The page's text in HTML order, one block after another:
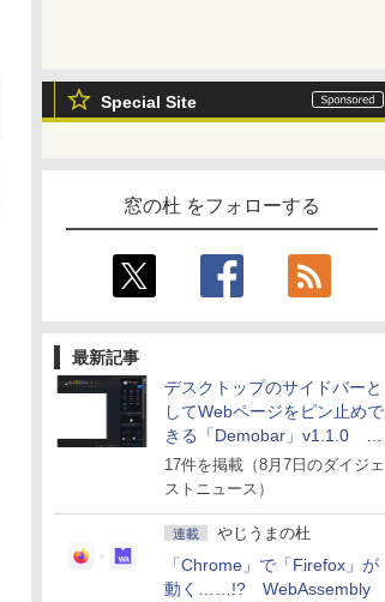
Special Site
窓の杜 をフォローする
最新記事
デスクトップのサイドバーと
してWebページをピン止めで
きる「Demobar」v1.1.0 ほ
か
17件を掲載（8月7日のダイジェ
ストニュース）
連載 やじうまの杜
「Chrome」で「Firefox」が
動く……!? WebAssembly